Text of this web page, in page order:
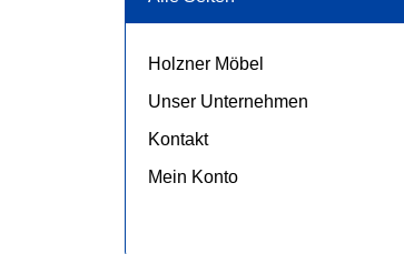
Holzner Möbel
Unser Unternehmen
Kontakt
Mein Konto